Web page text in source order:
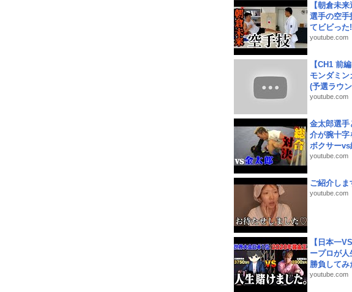
【朝倉未
選手の空手
てビビった
youtube.com
【CH1 前
モンダミン
(予選ラウ
youtube.com
金太郎選手
介が腕十字
ボクサーvs
youtube.com
ご紹介しま
youtube.com
【日本一
ープロが
勝負して
youtube.com